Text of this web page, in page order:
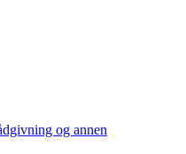
og annen